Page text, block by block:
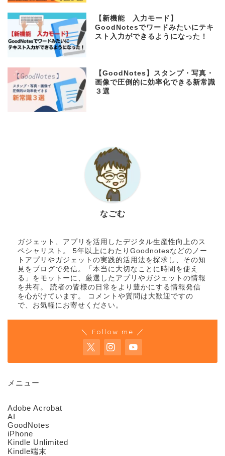
【新機能 入力モード】
GoodNotesでワードみたいにテキ
スト入力ができるようになった！
【GoodNotes】スタンプ・写真・
画像で圧倒的に効率化できる新常識
３選
なごむ
ガジェット、アプリを活用したデジタル生産性向上のス
ペシャリスト。 5年以上にわたりGoodnotesなどのノー
トアプリやガジェットの実践的活用法を探求し、その知
見をブログで発信。「本当に大切なことに時間を使え
る」をモットーに、厳選したアプリやガジェットの情報
を共有。 読者の皆様の日常をより豊かにする情報発信
を心がけています。 コメントや質問は大歓迎ですの
で、お気軽にお寄せください。
＼ Follow me ／
メニュー
Adobe Acrobat
AI
GoodNotes
iPhone
Kindle Unlimited
Kindle端末